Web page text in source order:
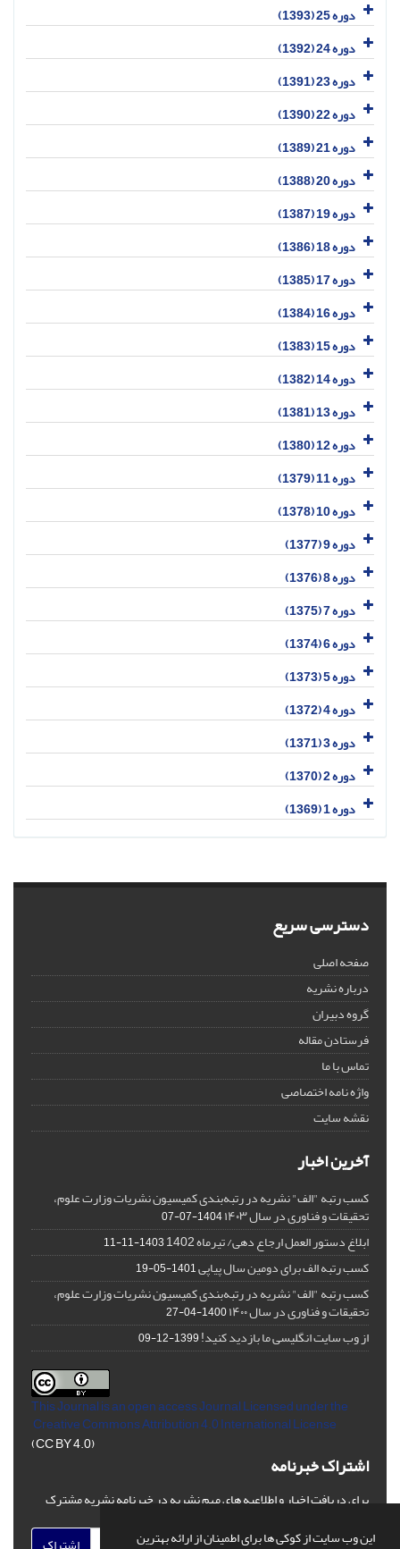
این وب سایت از کوکی ها برای اطمینان از ارائه بهترین
دوره 25 (1393)
دوره 24 (1392)
دوره 23 (1391)
دوره 22 (1390)
دوره 21 (1389)
دوره 20 (1388)
دوره 19 (1387)
دوره 18 (1386)
دوره 17 (1385)
دوره 16 (1384)
دوره 15 (1383)
دوره 14 (1382)
دوره 13 (1381)
دوره 12 (1380)
دوره 11 (1379)
دوره 10 (1378)
دوره 9 (1377)
دوره 8 (1376)
دوره 7 (1375)
دوره 6 (1374)
دوره 5 (1373)
دوره 4 (1372)
دوره 3 (1371)
دوره 2 (1370)
دوره 1 (1369)
دسترسی سریع
صفحه اصلی
درباره نشریه
گروه دبیران
فرستادن مقاله
تماس با ما
واژه نامه اختصاصی
نقشه سایت
آخرین اخبار
کسب رتبه "الف" نشریه در رتبه‌بندی کمیسیون نشریات وزارت علوم،
تحقیقات و فناوری در سال ۱۴۰۳ 1404-07-07
ابلاغ دستور العمل ارجاع دهی/ تیرماه 1402 1403-11-11
کسب رتبه الف برای دومین سال پیاپی1401-05-19
کسب رتبه "الف" نشریه در رتبه‌بندی کمیسیون نشریات وزارت علوم،
تحقیقات و فناوری در سال ۱۴۰۰ 1400-04-27
از وب سایت انگلیسی ما بازدید کنید!1399-12-09
This Journal is an open access Journal Licensedunder the
Creative Commons Attribution 4.0 International License
(CC BY 4.0)
اشتراک خبرنامه
برای دریافت اخبار و اطلاعیه های مهم نشریه در خبرنامه نشریه مشترک